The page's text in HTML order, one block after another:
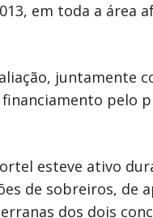
em toda a área
juntamente
pelo
esteve ativo
de sobreiros, de
dos dois